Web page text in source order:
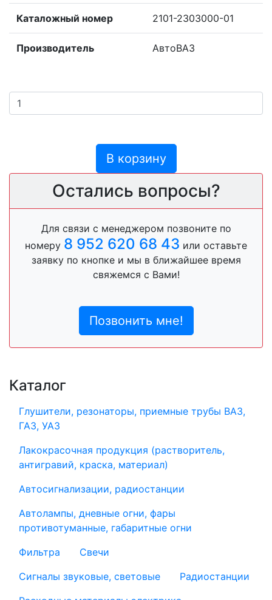
Каталожный номер 2101-2303000-01
Производитель АвтоВАЗ
В корзину
Остались вопросы?
Для связи с менеджером позвоните по
номеру 8 952 620 68 43 или оставьте
заявку по кнопке и мы в ближайшее время
свяжемся с Вами!
Позвонить мне!
Каталог
Глушители, резонаторы, приемные трубы ВАЗ,
ГАЗ, УАЗ
Лакокрасочная продукция (растворитель,
антигравий, краска, материал)
Автосигнализации, радиостанции
Автолампы, дневные огни, фары
противотуманные, габаритные огни
Фильтра
Свечи
Сигналы звуковые, световые
Радиостанции